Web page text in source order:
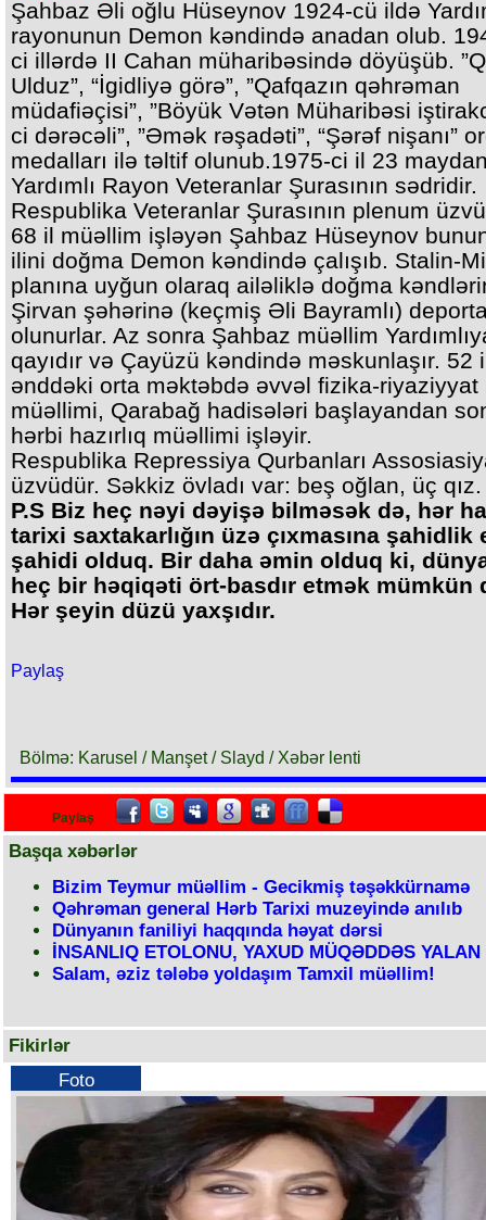
Şahbaz Əli oğlu Hüseynov 1924-cü ildə
rayonunun Demon kəndində anadan olub.
ci illərdə II Cahan müharibəsində döyüşüb.
Ulduz”, “İgidliyə görə”, ”Qafqazın qəhrəman
müdafiəçisi”, ”Böyük Vətən Müharibəsi
ci dərəcəli”, ”Əmək rəşadəti”, “Şərəf nişanı”
medalları ilə təltif olunub.1975-ci il 23
Yardımlı Rayon Veteranlar Şurasının sədridir.
Respublika Veteranlar Şurasının plenum
68 il müəllim işləyən Şahbaz Hüseynov
ilini doğma Demon kəndində çalışıb. Stalin-
planına uyğun olaraq ailəliklə doğma
Şirvan şəhərinə (keçmiş Əli Bayramlı)
olunurlar. Az sonra Şahbaz müəllim
qayıdır və Çayüzü kəndində məskunlaşır. 52
ənddəki orta məktəbdə əvvəl fizika-riyaziyyat
müəllimi, Qarabağ hadisələri başlayandan
hərbi hazırlıq müəllimi işləyir.
Respublika Repressiya Qurbanları
üzvüdür. Səkkiz övladı var: beş oğlan, üç qız.
P.S Biz heç nəyi dəyişə bilməsək də, hər
tarixi saxtakarlığın üzə çıxmasına şahidlik
şahidi olduq. Bir daha əmin olduq ki,
heç bir həqiqəti ört-basdır etmək mümkün
Hər şeyin düzü yaxşıdır.
Paylaş
Bölmə: Karusel / Manşet / Slayd / Xəbər lenti
Paylaş
Başqa xəbərlər
Bizim Teymur müəllim - Gecikmiş təşəkkürnamə
Qəhrəman general Hərb Tarixi muzeyində anılıb
Dünyanın faniliyi haqqında həyat dərsi
İNSANLIQ ETOLONU, YAXUD MÜQƏDDƏS YALAN
Salam, əziz tələbə yoldaşım Tamxil müəllim!
Fikirlər
Foto